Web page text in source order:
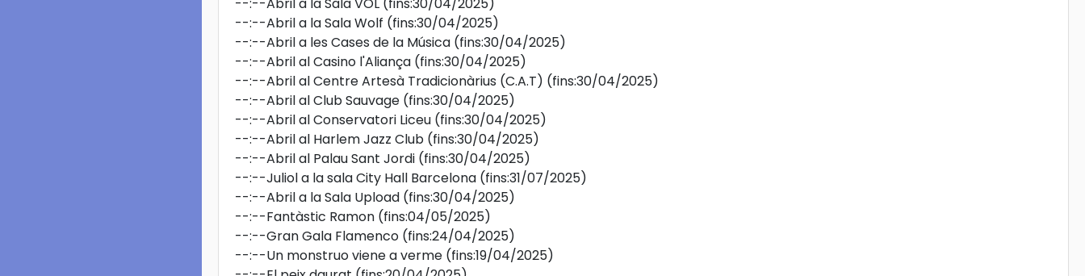
--:--Abril a la Sala Wolf (fins:30/04/2025)
--:--Abril a les Cases de la Música (fins:30/04/2025)
--:--Abril al Casino l'Aliança (fins:30/04/2025)
--:--Abril al Centre Artesà Tradicionàrius (C.A.T) (fins:30/04/2025)
--:--Abril al Club Sauvage (fins:30/04/2025)
--:--Abril al Conservatori Liceu (fins:30/04/2025)
--:--Abril al Harlem Jazz Club (fins:30/04/2025)
--:--Abril al Palau Sant Jordi (fins:30/04/2025)
--:--Juliol a la sala City Hall Barcelona (fins:31/07/2025)
--:--Abril a la Sala Upload (fins:30/04/2025)
--:--Fantàstic Ramon (fins:04/05/2025)
--:--Gran Gala Flamenco (fins:24/04/2025)
--:--Un monstruo viene a verme (fins:19/04/2025)